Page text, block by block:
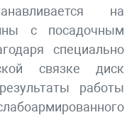
на
с посадочным
специально
связке диск
работы